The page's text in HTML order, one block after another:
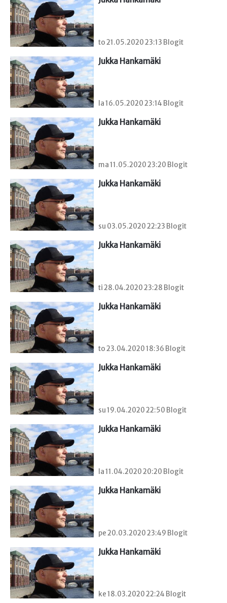
to 21.05.2020 23:13 Blogit
Jukka Hankamäki
la 16.05.2020 23:14 Blogit
Jukka Hankamäki
ma 11.05.2020 23:20 Blogit
Jukka Hankamäki
su 03.05.2020 22:23 Blogit
Jukka Hankamäki
ti 28.04.2020 23:28 Blogit
Jukka Hankamäki
to 23.04.2020 18:36 Blogit
Jukka Hankamäki
su 19.04.2020 22:50 Blogit
Jukka Hankamäki
la 11.04.2020 20:20 Blogit
Jukka Hankamäki
pe 20.03.2020 23:49 Blogit
Jukka Hankamäki
ke 18.03.2020 22:24 Blogit